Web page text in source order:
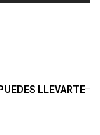
LLEVARTE